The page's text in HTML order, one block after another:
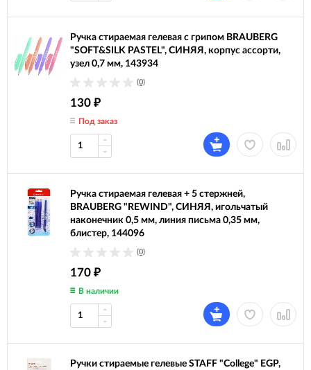
Ручка стираемая гелевая с грипом BRAUBERG
"SOFT&SILK PASTEL", СИНЯЯ, корпус ассорти,
узел 0,7 мм, 143934
(0)
130 ₽
Под заказ
Ручка стираемая гелевая + 5 стержней,
BRAUBERG "REWIND", СИНЯЯ, игольчатый
наконечник 0,5 мм, линия письма 0,35 мм,
блистер, 144096
(0)
170 ₽
В наличии
Ручки стираемые гелевые STAFF "College" EGP,